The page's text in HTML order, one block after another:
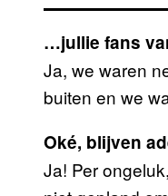
…jullie fans
Ja, we waren
buiten en we
Oké, blijven
Ja! Per